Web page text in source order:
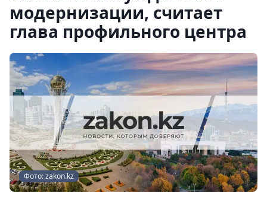
модернизации, считает
глава профильного центра
Фото: zakon.kz